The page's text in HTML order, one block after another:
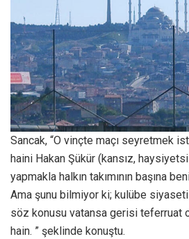
Sancak, “O vinçte maçı seyretmek
haini Hakan Şükür (kansız,
yapmakla halkın takımının başına
Ama şunu bilmiyor ki; kulübe siyaseti
söz konusu vatansa gerisi teferruat
hain. ” şeklinde konuştu.